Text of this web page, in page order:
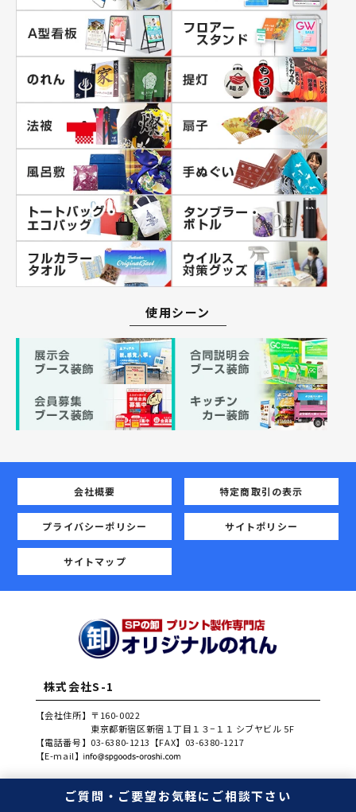
使用シーン
会社概要 特定商取引の表示
プライバシーポリシー サイトポリシー
サイトマップ
株式会社S-1
【会社住所】 〒160-0022
東京都新宿区新宿１丁目１３−１１ シブヤビル 5F
【電話番号】 03-6380-1213 【FAX】 03-6380-1217
【E-mail】
ご質問・ご要望お気軽にご相談下さい